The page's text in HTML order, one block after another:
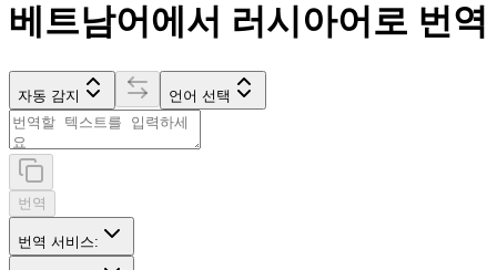
베트남어에서 러시아어로 번역
자동 감지 언어 선택
번역
번역 서비스: